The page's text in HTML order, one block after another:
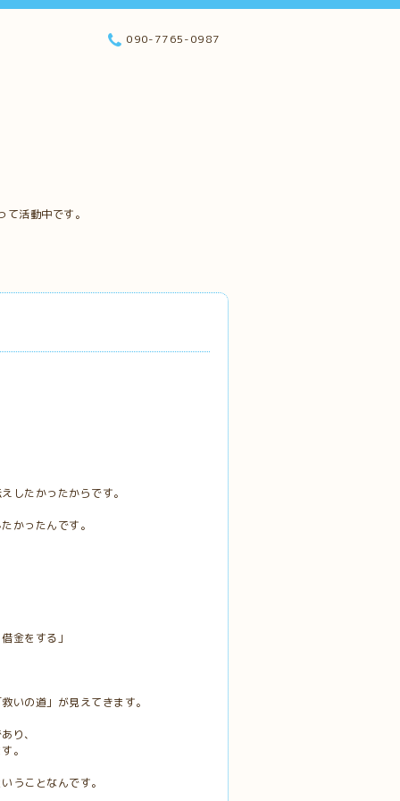
活動中です。
090-7765-0987
したかったからです。
かったんです。
金をする」
いの道」が見えてきます。
り、
。
うことなんです。